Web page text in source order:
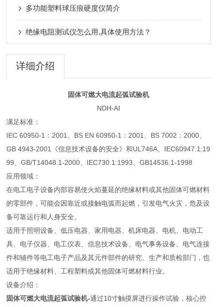
多功能塑料球压痕硬度仪简介
绝缘电阻测试仪怎么用,具体使用方法？
详细介绍
固体可燃大电流起弧试验机
NDH-AI
满足标准：
IEC 60950-1：2001、BS EN 60950-1：2001、BS 7002：2000、
GB 4943-2001《信息技术设备的安全》和UL746A、IEC60947.1:19
99、GB/T14048.1-2000、IEC730.1:1993、GB14536.1-1998
应用领域：
在电工电子设备内部容易使火焰蔓延的绝缘材料或其他固体可燃材料
的零部件，可能会因靠近或接触电弧而起燃，引发电气火灾，危及设
备可靠运行和人身安全。
适用于照明设备、低压电器、家用电器、机床电器、电机、电动工
具、电子仪器、电工仪表、信息技术设备、电气事务设备、电气连接
件和辅件等电工电子产品及其元件部件的研究、生产和质检部门，也
适用于绝缘材料、工程塑料或其他固体可燃材料行业。
设备介绍：
固体可燃大电流起弧试验机-通过10寸触摸屏进行操作试验，核心控